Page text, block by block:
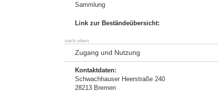
Sammlung
Link zur Beständeübersicht:
nach oben
Zugang und Nutzung
Kontaktdaten:
Schwachhauser Heerstraße 240
28213 Bremen